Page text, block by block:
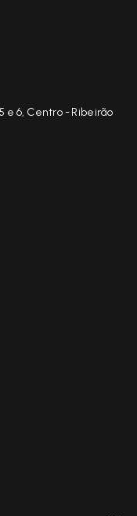
e 6, Centro - Ribeirão